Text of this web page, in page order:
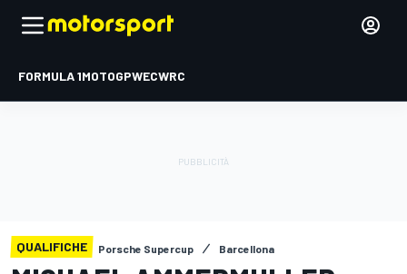
FORMULA 1MOTOGPWECWRC
QUALIFICHE Porsche Supercup Barcellona